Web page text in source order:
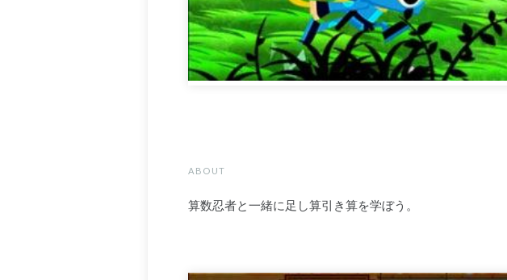
ABOUT
算数忍者と一緒に足し算引き算を学ぼう。